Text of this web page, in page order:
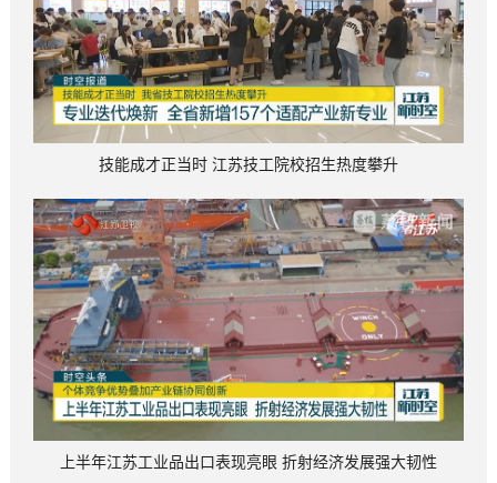
技能成才正当时 江苏技工院校招生热度攀升
上半年江苏工业品出口表现亮眼 折射经济发展强大韧性